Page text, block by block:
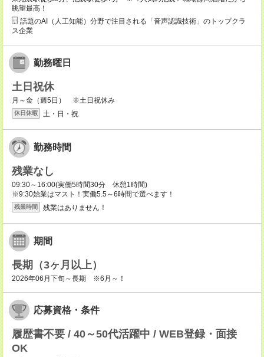
眺望最高！
話題のAI（人工知能）分野で注目される「音声認識技術」のトップクラ
ス企業
勤務曜日
土日祝休
月～金（週5日） ※土日祝休み
休日休暇 土・日・祝
勤務時間
残業なし
09:30～16:00(実働5時間30分 休憩1時間)
※9:30始業はマスト！実働5.5～6時間で選べます！
残業時間 残業はありません！
期間
長期（3ヶ月以上）
2026年06月下旬～長期 ※6月～！
応募資格・条件
履歴書不要 / 40～50代活躍中 / WEB登録・面接
OK